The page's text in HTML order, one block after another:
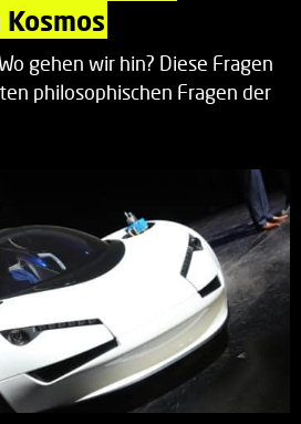
gehen wir hin? Diese Fragen
philosophischen Fragen der